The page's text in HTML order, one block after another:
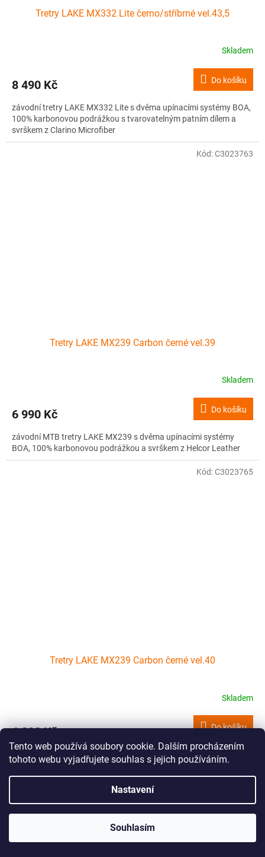
Tento web používá soubory cookie. Dalším procházením
tohoto webu vyjadřujete souhlas s jejich používáním.
Nastavení
Souhlasím
Tretry LAKE MX332 Lite černo/stříbrné vel.43,5
Skladem
8 490 Kč Do košíku
závodní tretry LAKE MX332 Lite s dvěma upínacími systémy BOA,
100% karbonovou podrážkou s tvarovatelným patním dílem a
svrškem z Clarino Microfiber
Tretry LAKE MX239 Carbon černé vel.39
Skladem
6 990 Kč Do košíku
závodní MTB tretry LAKE MX239 s dvěma upínacími systémy
BOA, 100% karbonovou podrážkou a svrškem z Helcor Leather
Kód:C3023763
Tretry LAKE MX239 Carbon černé vel.40
Skladem
6 990 Kč Do košíku
závodní MTB tretry LAKE MX239 s dvěma upínacími systémy
BOA, 100% karbonovou podrážkou a svrškem z Helcor Leather
Kód:C3023765